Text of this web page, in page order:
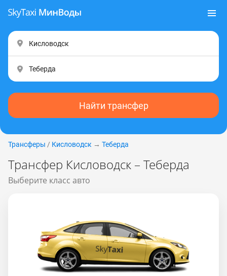
Найти трансфер
Трансферы / Кисловодск → Теберда
Трансфер Кисловодск – Теберда
Выберите класс авто